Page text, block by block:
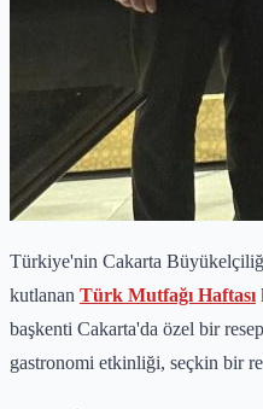
Türkiye'nin Cakarta
kutlanan Türk Mutfağı Haftası
başkenti Cakarta'da özel bir
gastronomi etkinliği, seçkin bir